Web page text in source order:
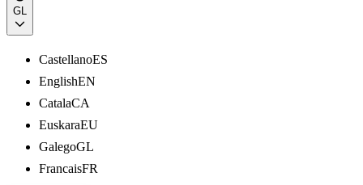
GL
CastellanoES
EnglishEN
CatalaCA
EuskaraEU
GalegoGL
FrancaisFR